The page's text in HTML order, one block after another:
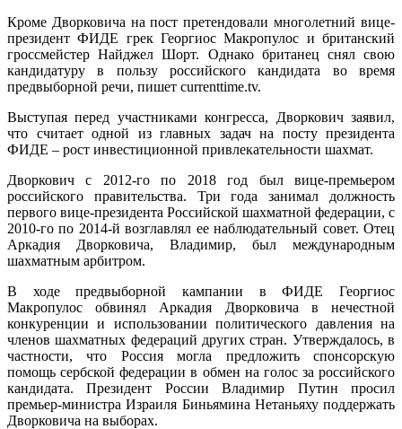
Кроме Дворковича на пост претендовали многолетний вице-
президент ФИДЕ грек Георгиос Макропулос и британский
гроссмейстер Найджел Шорт. Однако британец снял свою
кандидатуру в пользу российского кандидата во время
предвыборной речи, пишет currenttime.tv.
Выступая перед участниками конгресса, Дворкович заявил,
что считает одной из главных задач на посту президента
ФИДЕ – рост инвестиционной привлекательности шахмат.
Дворкович с 2012-го по 2018 год был вице-премьером
российского правительства. Три года занимал должность
первого вице-президента Российской шахматной федерации, с
2010-го по 2014-й возглавлял ее наблюдательный совет. Отец
Аркадия Дворковича, Владимир, был международным
шахматным арбитром.
В ходе предвыборной кампании в ФИДЕ Георгиос
Макропулос обвинял Аркадия Дворковича в нечестной
конкуренции и использовании политического давления на
членов шахматных федераций других стран. Утверждалось, в
частности, что Россия могла предложить спонсорскую
помощь сербской федерации в обмен на голос за российского
кандидата. Президент России Владимир Путин просил
премьер-министра Израиля Биньямина Нетаньяху поддержать
Дворковича на выборах.